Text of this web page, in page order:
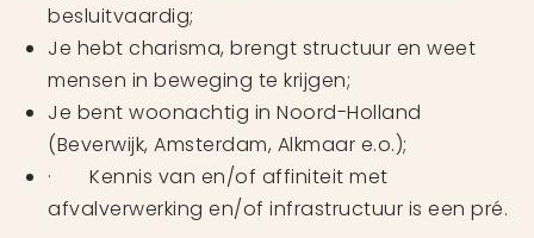
besluitvaardig;
Je hebt charisma, brengt structuur en weet
mensen in beweging te krijgen;
Je bent woonachtig in Noord-Holland
(Beverwijk, Amsterdam, Alkmaar e.o.);
· Kennis van en/of affiniteit met
afvalverwerking en/of infrastructuur is een pré.